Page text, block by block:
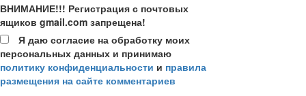
ВНИМАНИЕ!!! Регистрация с почтовых
ящиков gmail.com запрещена!
Я даю согласие на обработку моих
персональных данных и принимаю
политику конфиденциальности и правила
размещения на сайте комментариев